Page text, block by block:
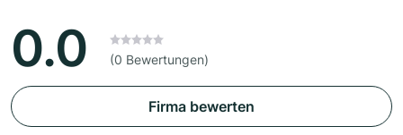
0.0 (0 Bewertungen)
Firma bewerten